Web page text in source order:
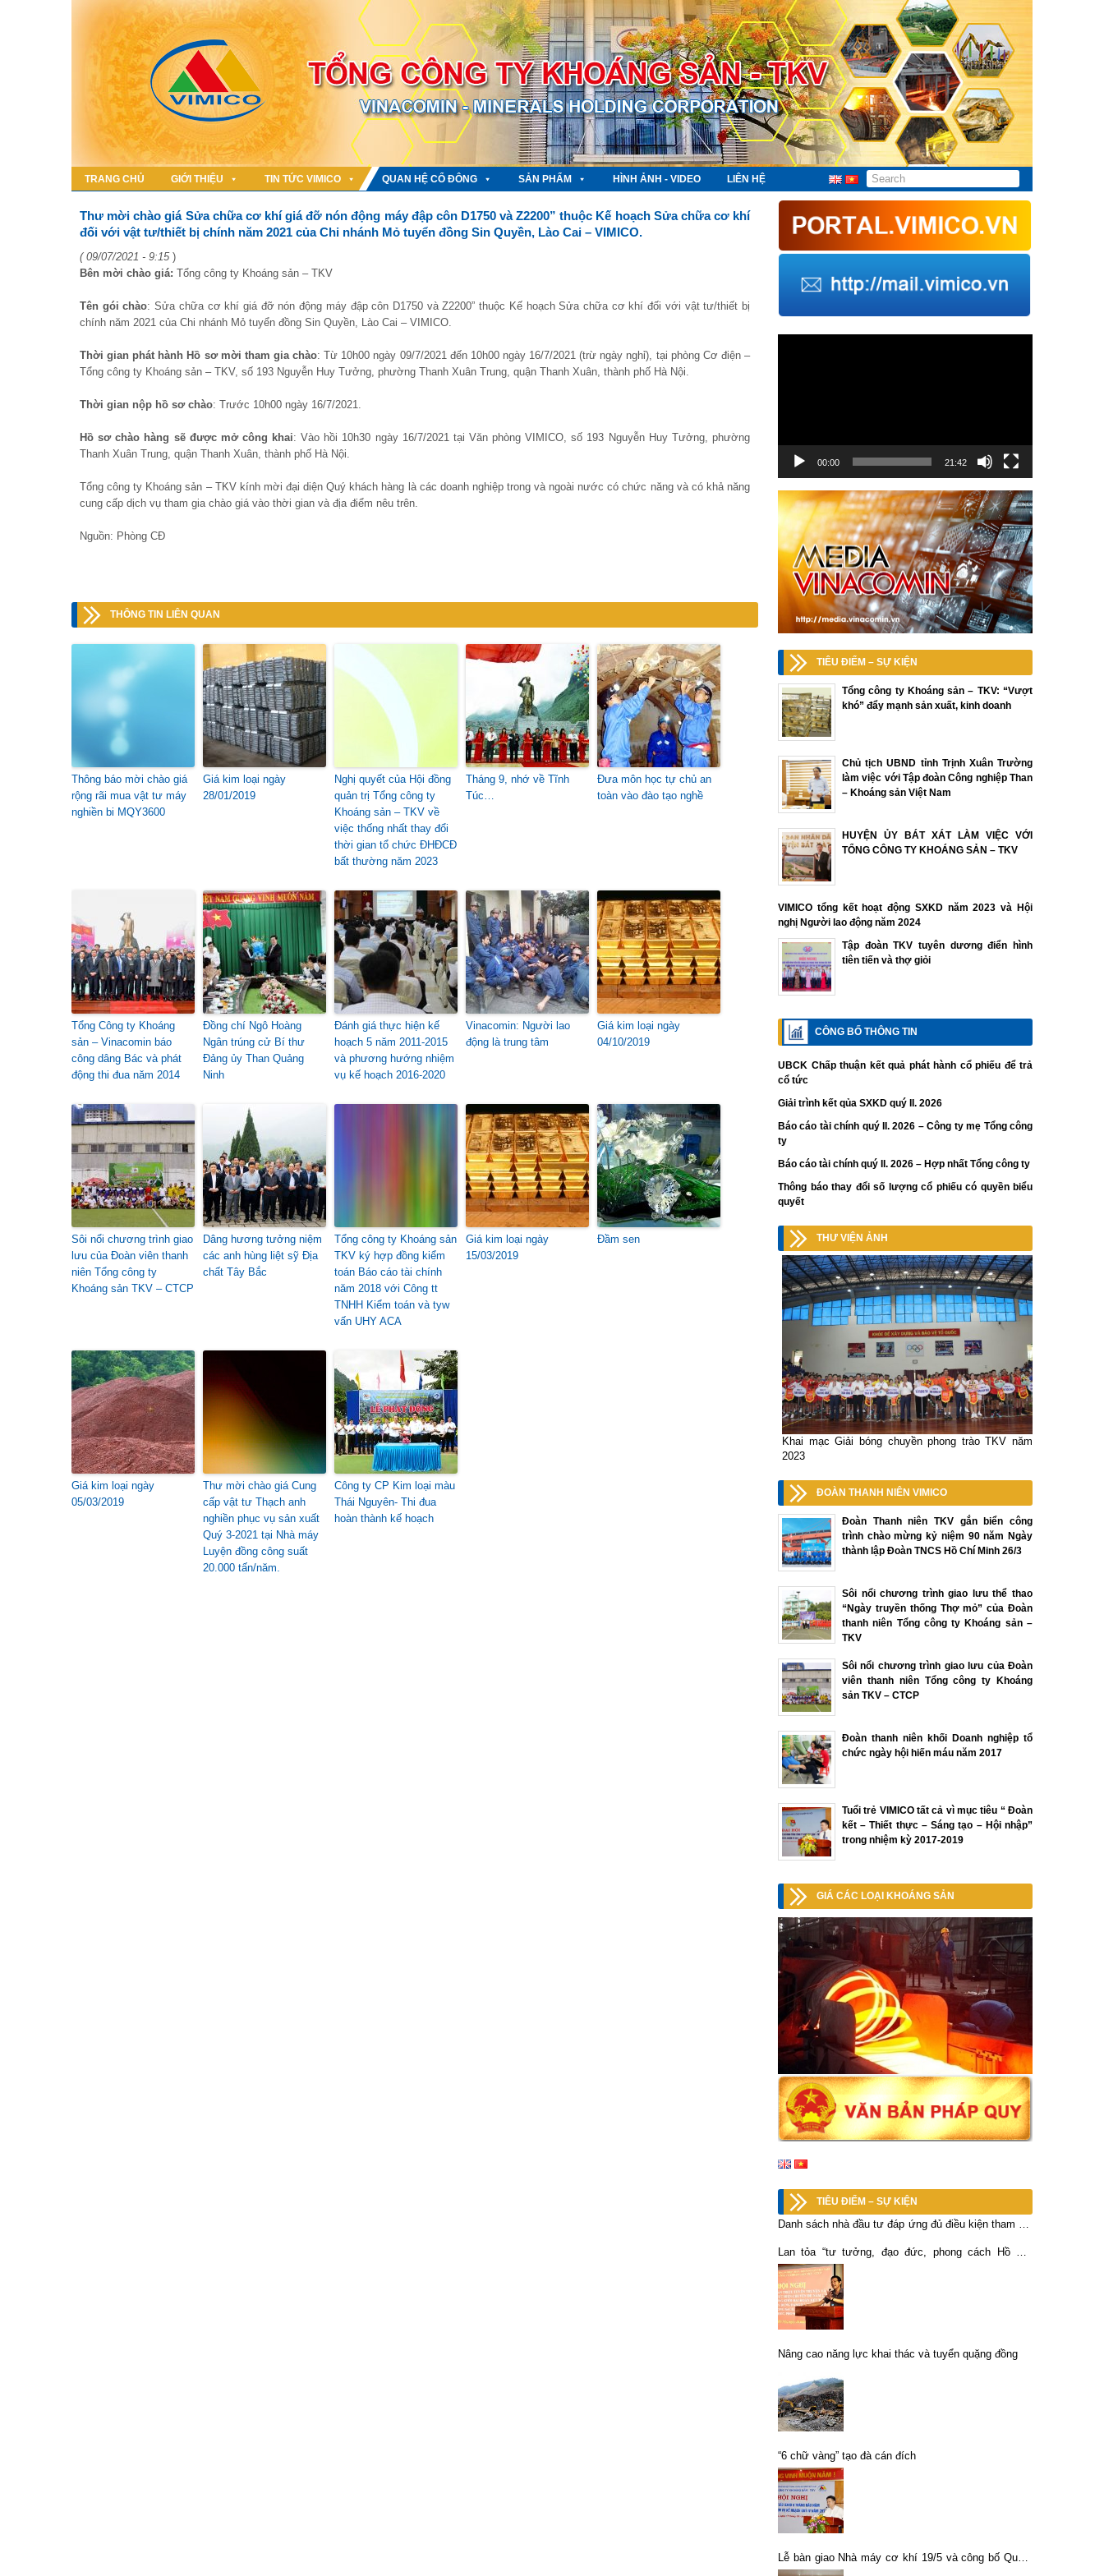
TRANG CHỦ GIỚI THIỆU TIN TỨC VIMICO QUAN HỆ CỔ ĐÔNG SẢN PHẨM HÌNH ẢNH - VIDEO LIÊN HỆ
Thư mời chào giá Sửa chữa cơ khí giá đỡ nón động máy đập côn D1750 và Z2200” thuộc Kế hoạch Sửa chữa cơ khí
đối với vật tư/thiết bị chính năm 2021 của Chi nhánh Mỏ tuyển đồng Sin Quyền, Lào Cai – VIMICO.
( 09/07/2021 - 9:15)
Bên mời chào giá: Tổng công ty Khoáng sản – TKV
Tên gói chào: Sửa chữa cơ khí giá đỡ nón động máy đập côn D1750 và Z2200” thuộc Kế hoạch Sửa chữa cơ khí đối với vật tư/thiết bị
chính năm 2021 của Chi nhánh Mỏ tuyển đồng Sin Quyền, Lào Cai – VIMICO.
Thời gian phát hành Hồ sơ mời tham gia chào: Từ 10h00 ngày 09/7/2021 đến 10h00 ngày 16/7/2021 (trừ ngày nghỉ), tại phòng Cơ điện –
Tổng công ty Khoáng sản – TKV, số 193 Nguyễn Huy Tưởng, phường Thanh Xuân Trung, quận Thanh Xuân, thành phố Hà Nội.
Thời gian nộp hồ sơ chào: Trước 10h00 ngày 16/7/2021.
Hồ sơ chào hàng sẽ được mở công khai: Vào hồi 10h30 ngày 16/7/2021 tại Văn phòng VIMICO, số 193 Nguyễn Huy Tưởng, phường
Thanh Xuân Trung, quận Thanh Xuân, thành phố Hà Nội.
Tổng công ty Khoáng sản – TKV kính mời đại diện Quý khách hàng là các doanh nghiệp trong và ngoài nước có chức năng và có khả năng
cung cấp dịch vụ tham gia chào giá vào thời gian và địa điểm nêu trên.
Nguồn: Phòng CĐ
THÔNG TIN LIÊN QUAN
Thông báo mời chào giá
rộng rãi mua vật tư máy
nghiền bi MQY3600
Giá kim loại ngày
28/01/2019
Nghị quyết của Hội đồng
quản trị Tổng công ty
Khoáng sản – TKV về
việc thống nhất thay đổi
thời gian tổ chức ĐHĐCĐ
bất thường năm 2023
Tháng 9, nhớ về Tĩnh
Túc…
Đưa môn học tự chủ an
toàn vào đào tạo nghề
Tổng Công ty Khoáng
sản – Vinacomin báo
công dâng Bác và phát
động thi đua năm 2014
Đồng chí Ngô Hoàng
Ngân trúng cử Bí thư
Đảng ủy Than Quảng
Ninh
Đánh giá thực hiện kế
hoạch 5 năm 2011-2015
và phương hướng nhiệm
vụ kế hoạch 2016-2020
Vinacomin: Người lao
động là trung tâm
Giá kim loại ngày
04/10/2019
Sôi nổi chương trình giao
lưu của Đoàn viên thanh
niên Tổng công ty
Khoáng sản TKV – CTCP
Dâng hương tưởng niệm
các anh hùng liệt sỹ Địa
chất Tây Bắc
Tổng công ty Khoáng sản
TKV ký hợp đồng kiểm
toán Báo cáo tài chính
năm 2018 với Công tt
TNHH Kiểm toán và tyw
vấn UHY ACA
Giá kim loại ngày
15/03/2019
Đầm sen
Giá kim loại ngày
05/03/2019
Thư mời chào giá Cung
cấp vật tư Thạch anh
nghiền phục vụ sản xuất
Quý 3-2021 tại Nhà máy
Luyện đồng công suất
20.000 tấn/năm.
Công ty CP Kim loại màu
Thái Nguyên- Thi đua
hoàn thành kế hoạch
00:00 21:42
TIÊU ĐIỂM – SỰ KIỆN
Tổng công ty Khoáng sản – TKV: “Vượt
khó” đẩy mạnh sản xuất, kinh doanh
Chủ tịch UBND tỉnh Trịnh Xuân Trường
làm việc với Tập đoàn Công nghiệp Than
– Khoáng sản Việt Nam
HUYỆN ỦY BÁT XÁT LÀM VIỆC VỚI
TỔNG CÔNG TY KHOÁNG SẢN – TKV
VIMICO tổng kết hoạt động SXKD năm 2023 và Hội
nghị Người lao động năm 2024
Tập đoàn TKV tuyên dương điển hình
tiên tiến và thợ giỏi
CÔNG BỐ THÔNG TIN
UBCK Chấp thuận kết quả phát hành cổ phiếu để trả
cổ tức
Giải trình kết qủa SXKD quý II. 2026
Báo cáo tài chính quý II. 2026 – Công ty mẹ Tổng công
ty
Báo cáo tài chính quý II. 2026 – Hợp nhất Tổng công ty
Thông báo thay đổi số lượng cổ phiếu có quyền biểu
quyết
THƯ VIỆN ẢNH
Khai mạc Giải bóng chuyền phong trào TKV năm
2023
ĐOÀN THANH NIÊN VIMICO
Đoàn Thanh niên TKV gắn biển công
trình chào mừng kỷ niệm 90 năm Ngày
thành lập Đoàn TNCS Hồ Chí Minh 26/3
Sôi nổi chương trình giao lưu thể thao
“Ngày truyền thống Thợ mỏ” của Đoàn
thanh niên Tổng công ty Khoáng sản –
TKV
Sôi nổi chương trình giao lưu của Đoàn
viên thanh niên Tổng công ty Khoáng
sản TKV – CTCP
Đoàn thanh niên khối Doanh nghiệp tổ
chức ngày hội hiến máu năm 2017
Tuổi trẻ VIMICO tất cả vì mục tiêu “ Đoàn
kết – Thiết thực – Sáng tạo – Hội nhập”
trong nhiệm kỳ 2017-2019
GIÁ CÁC LOẠI KHOÁNG SẢN
TIÊU ĐIỂM – SỰ KIỆN
Danh sách nhà đầu tư đáp ứng đủ điều kiện tham gia
Lan tỏa “tư tưởng, đạo đức, phong cách Hồ Chí
Minh” trong cán bộ, đảng viên VIMICO
Nâng cao năng lực khai thác và tuyển quặng đồng
“6 chữ vàng” tạo đà cán đích
Lễ bàn giao Nhà máy cơ khí 19/5 và công bố Quyết
định thành lập Xưởng cơ khí 19/5